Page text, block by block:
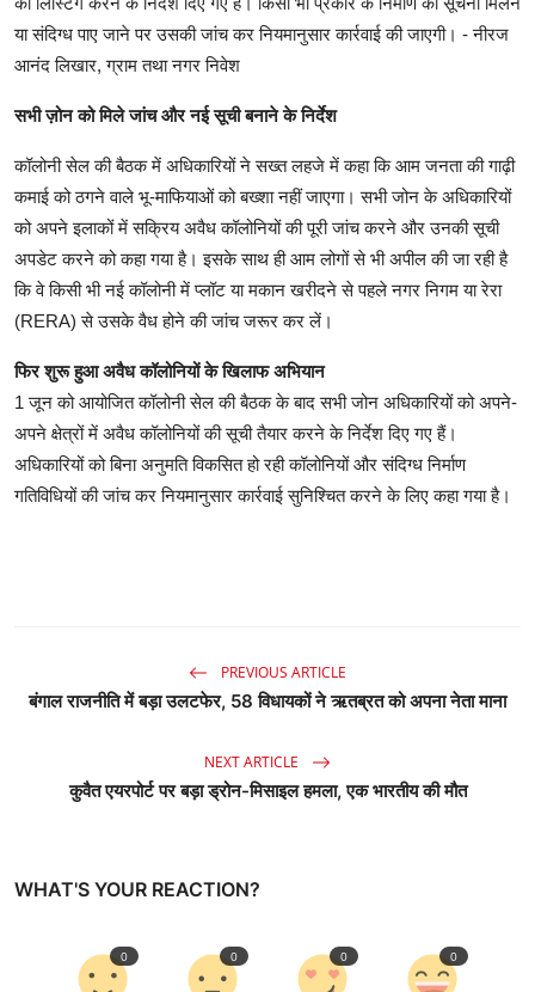
या संदिग्ध पाए जाने पर उसकी जांच कर नियमानुसार कार्रवाई की जाएगी। - नीरज
आनंद लिखार, ग्राम तथा नगर निवेश
सभी ज़ोन को मिले जांच और नई सूची बनाने के निर्देश
कॉलोनी सेल की बैठक में अधिकारियों ने सख्त लहजे में कहा कि आम जनता की गाढ़ी
कमाई को ठगने वाले भू-माफियाओं को बख्शा नहीं जाएगा। सभी जोन के अधिकारियों
को अपने इलाकों में सक्रिय अवैध कॉलोनियों की पूरी जांच करने और उनकी सूची
अपडेट करने को कहा गया है। इसके साथ ही आम लोगों से भी अपील की जा रही है
कि वे किसी भी नई कॉलोनी में प्लॉट या मकान खरीदने से पहले नगर निगम या रेरा
(RERA) से उसके वैध होने की जांच जरूर कर लें।
फिर शुरू हुआ अवैध कॉलोनियों के खिलाफ अभियान
1 जून को आयोजित कॉलोनी सेल की बैठक के बाद सभी जोन अधिकारियों को अपने-
अपने क्षेत्रों में अवैध कॉलोनियों की सूची तैयार करने के निर्देश दिए गए हैं।
अधिकारियों को बिना अनुमति विकसित हो रही कॉलोनियों और संदिग्ध निर्माण
गतिविधियों की जांच कर नियमानुसार कार्रवाई सुनिश्चित करने के लिए कहा गया है।
PREVIOUS ARTICLE
बंगाल राजनीति में बड़ा उलटफेर, 58 विधायकों ने ऋतब्रत को अपना नेता माना
NEXT ARTICLE
कुवैत एयरपोर्ट पर बड़ा ड्रोन-मिसाइल हमला, एक भारतीय की मौत
WHAT'S YOUR REACTION?
0 0 0 0